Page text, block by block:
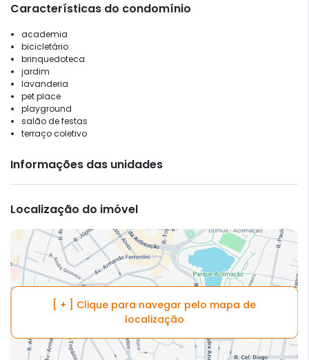
Características do condomínio
academia
bicicletário
brinquedoteca
jardim
lavanderia
pet place
playground
salão de festas
terraço coletivo
Informações das unidades
Localização do imóvel
[ + ] Clique para navegar pelo mapa de
localização